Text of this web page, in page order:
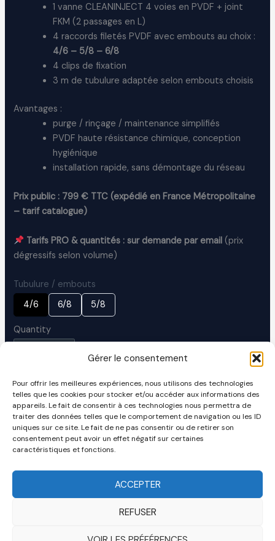
Gérer le consentement
Pour offrir les meilleures expériences, nous utilisons des technologies
telles que les cookies pour stocker et/ou accéder aux informations des
appareils. Le fait de consentir à ces technologies nous permettra de
traiter des données telles que le comportement de navigation ou les ID
uniques sur ce site. Le fait de ne pas consentir ou de retirer son
consentement peut avoir un effet négatif sur certaines
caractéristiques et fonctions.
ACCEPTER
REFUSER
1 vanne CLEANINJECT 4 voies en PVDF + joint
FKM (2 passages en L)
4 raccords filetés PVDF avec embouts au choix :
4/6 – 5/8 – 6/8
4 clips de fixation
3 m de tubulure adaptée selon embouts choisis
Avantages :
purge / rinçage / maintenance simplifiés
PVDF haute résistance chimique, conception
hygiénique
installation rapide, sans démontage du réseau
Prix public : 799 € TTC (expédié en France Métropolitaine
– tarif catalogue)
Tarifs PRO & quantités : sur demande par email (prix
dégressifs selon volume)
Tubulure / embouts
S
e
c
u
l
u
r
e
/
e
m
b
4/6 S
c
u
l
u
r
e
/
e
m
b
6/8 S
T
u
u
l
u
r
e
/
e
m
b
5/8
Quantity
ADD TO CART
Thanks for your review!
We are processing it and it will appear on the
store soon.